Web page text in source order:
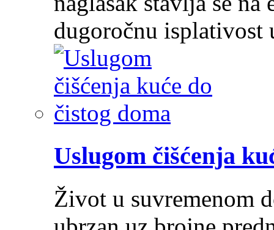
dugoročnu
Uslugom čišćenja
Život u suvremenom